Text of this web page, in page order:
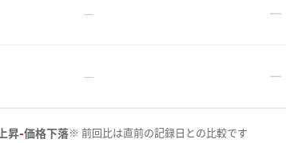
－ －
－ －
昇-価格下落※ 前回比は直前の記録日との比較です